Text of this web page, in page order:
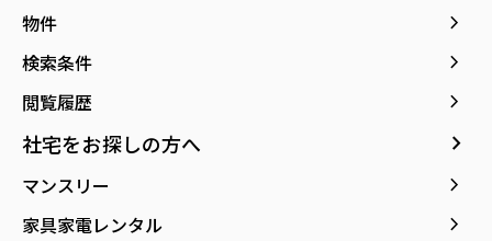
物件 keyboard_arrow_right
検索条件 keyboard_arrow_right
閲覧履歴 keyboard_arrow_right
社宅をお探しの方へ keyboard_arrow_right
マンスリー keyboard_arrow_right
家具家電レンタル keyboard_arrow_right
アクセス
宮城交通バス バス停『野蔵団地入口』から
所在地 宮城県仙台市泉区市名坂字野蔵
location_on グーグルマップでみる
築年月 1989年03月